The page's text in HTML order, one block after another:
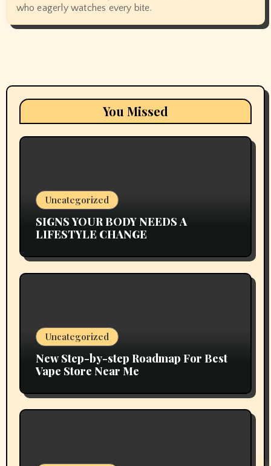
who eagerly watches every bite.
You Missed
Uncategorized
SIGNS YOUR BODY NEEDS A
LIFESTYLE CHANGE
Uncategorized
New Step-by-step Roadmap For Best
Vape Store Near Me